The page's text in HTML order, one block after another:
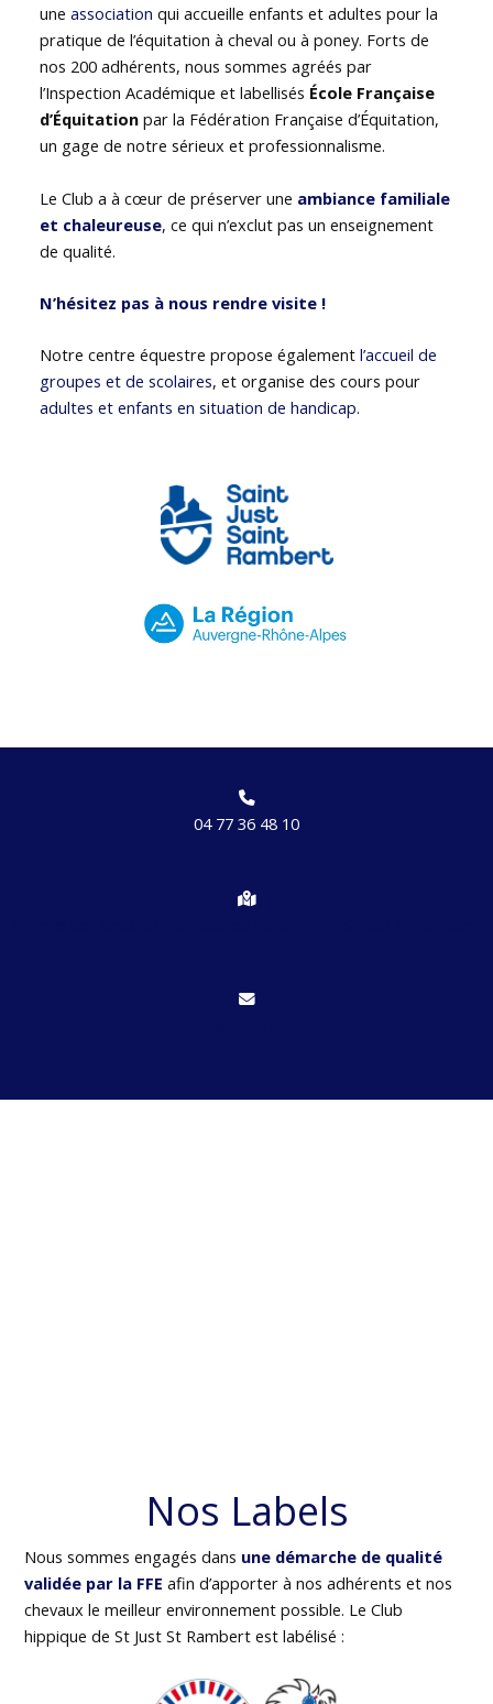
uneassociation qui accueille enfants et adultes pour la
pratique de l’équitation à cheval ou à poney. Forts de
nos 200 adhérents, nous sommes agréés par
l’Inspection Académique et labellisés École Française
d’Équitation par la Fédération Française d’Équitation,
un gage de notre sérieux et professionnalisme.
Le Club a à cœur de préserver une ambiance familiale
et chaleureuse, ce qui n’exclut pas un enseignement
de qualité.
N’hésitez pas à nous rendre visite !
Notre centre équestre propose égalementl’accueil de
groupes et de scolaires, et organise des cours pour
adultes et enfants en situation de handicap.
04 77 36 48 10
Nos Labels
Nous sommes engagés dans une démarche de qualité
validée par la FFE afin d’apporter à nos adhérents et nos
chevaux le meilleur environnement possible. Le Club
hippique de St Just St Rambert est labélisé :